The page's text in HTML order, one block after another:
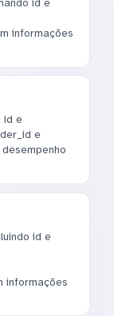
id e
informações
id e
e
id e
informações